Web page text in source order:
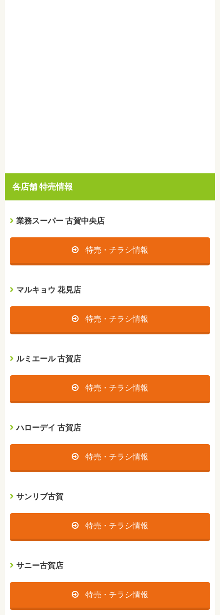
各店舗 特売情報
業務スーパー 古賀中央店
特売・チラシ情報
マルキョウ 花見店
特売・チラシ情報
ルミエール 古賀店
特売・チラシ情報
ハローデイ 古賀店
特売・チラシ情報
サンリブ古賀
特売・チラシ情報
サニー古賀店
特売・チラシ情報